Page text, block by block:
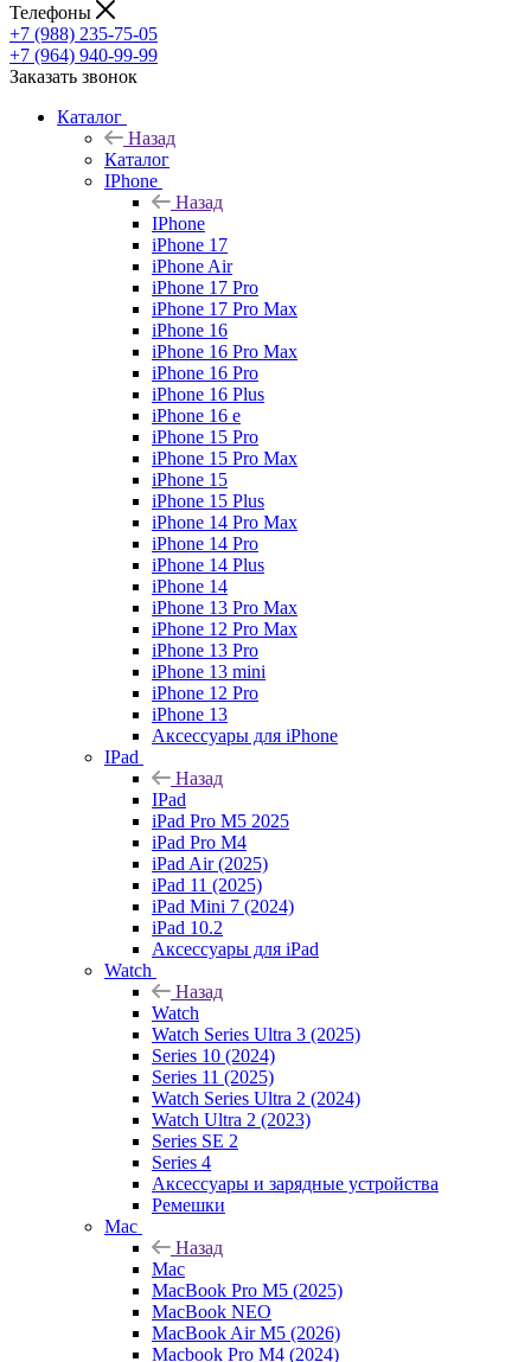
Телефоны
+7 (988) 235-75-05
+7 (964) 940-99-99
Заказать звонок
Каталог
Назад
Каталог
IPhone
Назад
IPhone
iPhone 17
iPhone Air
iPhone 17 Pro
iPhone 17 Pro Max
iPhone 16
iPhone 16 Pro Max
iPhone 16 Pro
iPhone 16 Plus
iPhone 16 e
iPhone 15 Pro
iPhone 15 Pro Max
iPhone 15
iPhone 15 Plus
iPhone 14 Pro Max
iPhone 14 Pro
iPhone 14 Plus
iPhone 14
iPhone 13 Pro Max
iPhone 12 Pro Max
iPhone 13 Pro
iPhone 13 mini
iPhone 12 Pro
iPhone 13
Аксессуары для iPhone
IPad
Назад
IPad
iPad Pro M5 2025
iPad Pro M4
iPad Air (2025)
iPad 11 (2025)
iPad Mini 7 (2024)
iPad 10.2
Аксессуары для iPad
Watch
Назад
Watch
Watch Series Ultra 3 (2025)
Series 10 (2024)
Series 11 (2025)
Watch Series Ultra 2 (2024)
Watch Ultra 2 (2023)
Series SE 2
Series 4
Аксессуары и зарядные устройства
Ремешки
Mac
Назад
Mac
MacBook Pro M5 (2025)
MacBook NEO
MacBook Air M5 (2026)
Macbook Pro M4 (2024)